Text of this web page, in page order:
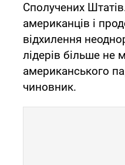
Сполучених
американців і
відхилення
лідерів більше не
американського
чиновник.